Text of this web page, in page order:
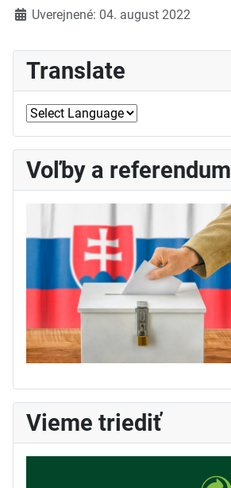
Translate
Voľby a referendum
Vieme triediť
DetailyUverejnené: 04. august 2022